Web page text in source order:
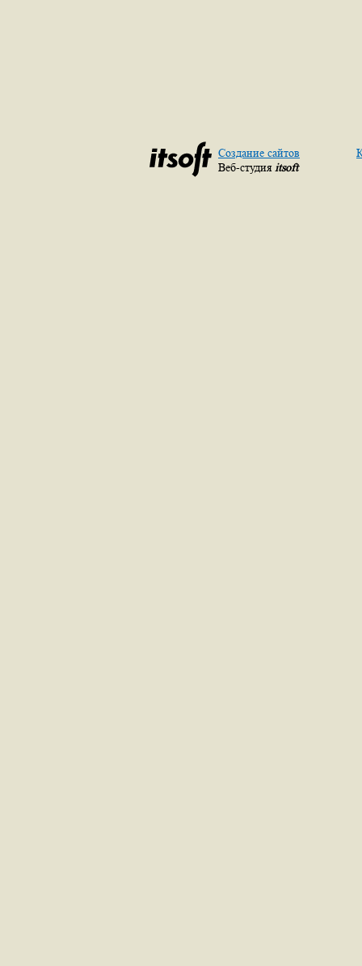
Создание сайтов
Веб-студия itsoft